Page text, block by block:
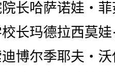
长哈萨诺娃・
长玛德拉西莫娃
博尔季耶夫・